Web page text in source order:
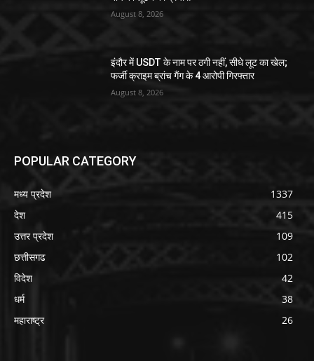
August 8, 2026
इंदौर में USDT के नाम पर ठगी नहीं, सीधे लूट का खेल;
फर्जी क्राइम ब्रांच गैंग के 4 आरोपी गिरफ्तार
August 8, 2026
POPULAR CATEGORY
मध्य प्रदेश
1337
देश
415
उत्तर प्रदेश
109
छत्तीसगढ
102
विदेश
42
धर्म
38
महाराष्ट्र
26